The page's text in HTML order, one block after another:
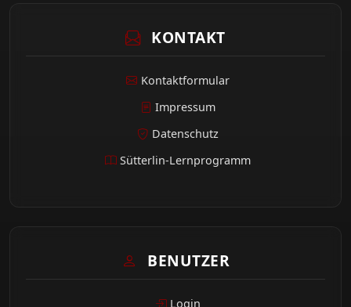
KONTAKT
Kontaktformular
Impressum
Datenschutz
Sütterlin-Lernprogramm
BENUTZER
Login